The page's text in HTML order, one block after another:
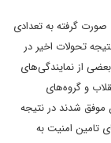
گرفته به تعدادی
تحولات اخیر در
از نمایندگی‌های
و گروه‌های
شدند در نتیجه
تامین امنیت به